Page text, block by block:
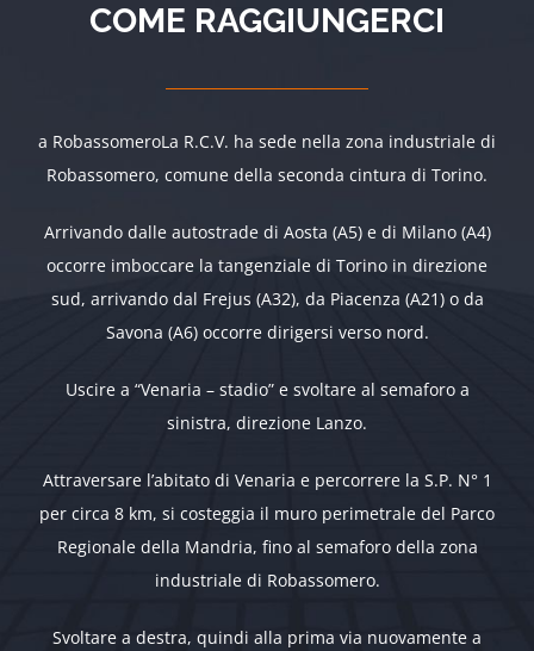
COME RAGGIUNGERCI
a RobassomeroLa R.C.V. ha sede nella zona industriale di
Robassomero, comune della seconda cintura di Torino.
Arrivando dalle autostrade di Aosta (A5) e di Milano (A4)
occorre imboccare la tangenziale di Torino in direzione
sud, arrivando dal Frejus (A32), da Piacenza (A21) o da
Savona (A6) occorre dirigersi verso nord.
Uscire a “Venaria – stadio” e svoltare al semaforo a
sinistra, direzione Lanzo.
Attraversare l’abitato di Venaria e percorrere la S.P. N° 1
per circa 8 km, si costeggia il muro perimetrale del Parco
Regionale della Mandria, fino al semaforo della zona
industriale di Robassomero.
Svoltare a destra, quindi alla prima via nuovamente a